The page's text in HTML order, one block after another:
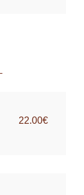
22.00€